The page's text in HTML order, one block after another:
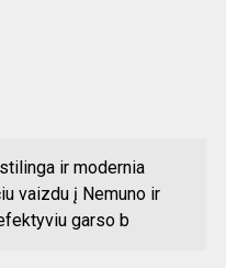
ir modernia
vaizdu į Nemuno ir
garso b